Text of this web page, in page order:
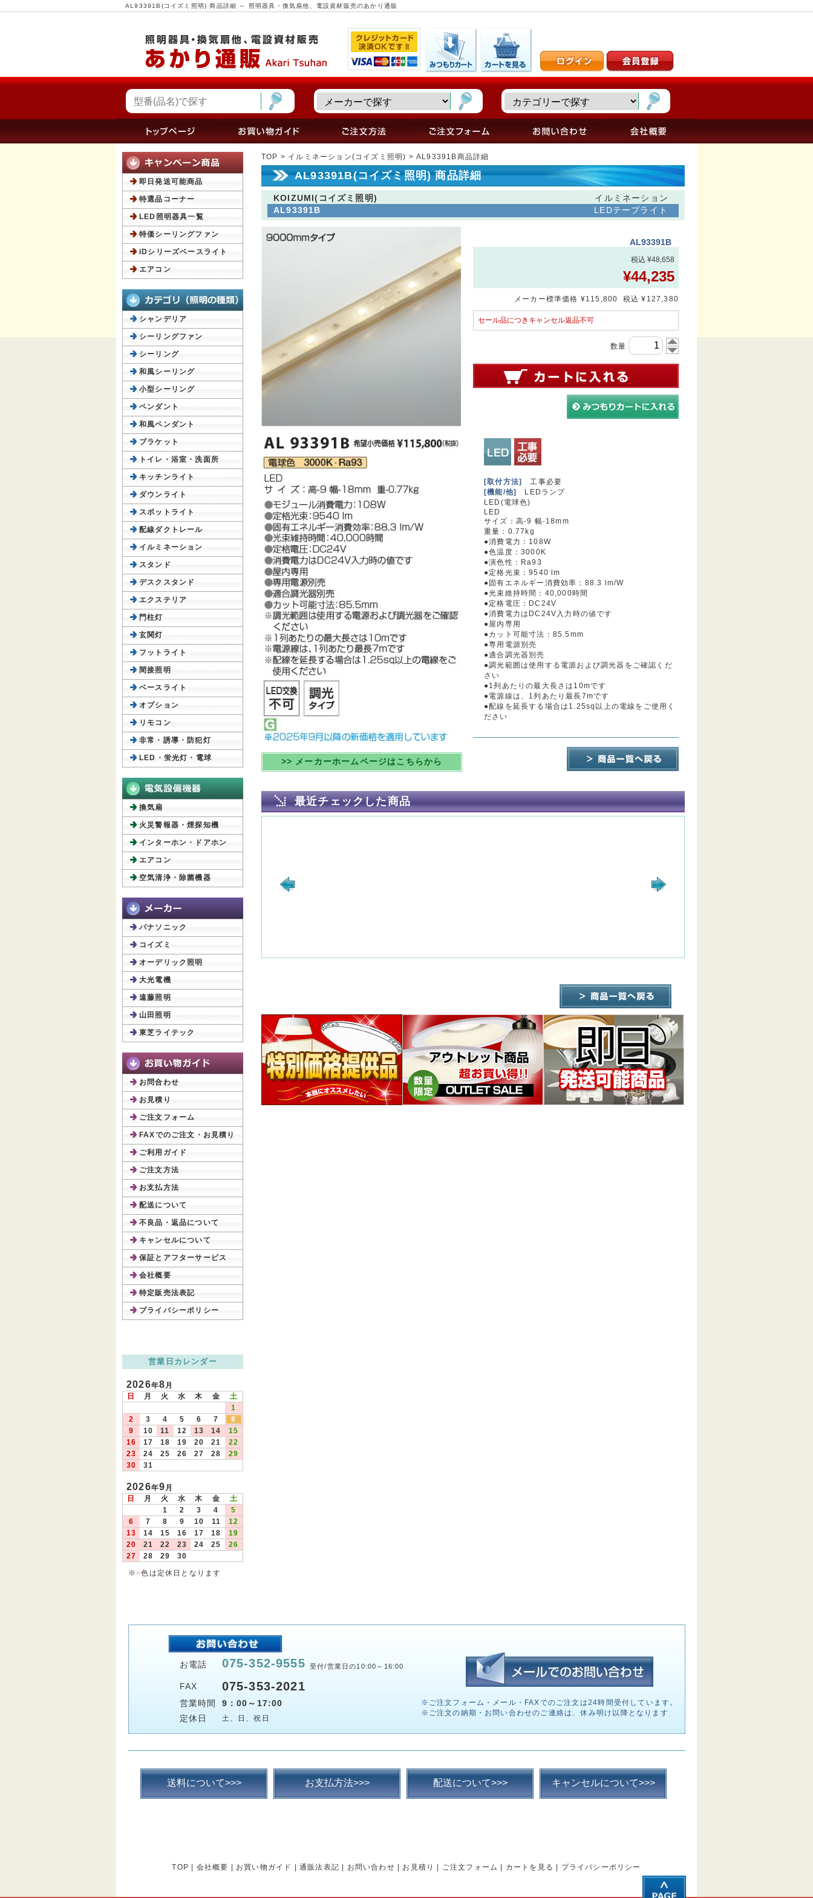
AL93391B(コイズミ照明) 商品詳細 ～ 照明器具・換気扇他、電設資材販売のあかり通販
TOP > イルミネーション(コイズミ照明) > AL93391B商品詳細
AL93391B(コイズミ照明) 商品詳細
KOIZUMI(コイズミ照明)
イルミネーション
AL93391B
LEDテープライト
>> メーカーホームページはこちらから
AL93391B
税込 ¥48,658
¥44,235
メーカー標準価格 ¥115,800 税込 ¥127,380
セール品につきキャンセル返品不可
数量
[取付方法]
工事必要
[機能/他]
LEDランプ
LED(電球色)
LED
サイズ：高-9 幅-18mm
重量：0.77kg
●消費電力：108W
●色温度：3000K
●演色性：Ra93
●定格光束：9540 lm
●固有エネルギー消費効率：88.3 lm/W
●光束維持時間：40,000時間
●定格電圧：DC24V
●消費電力はDC24V入力時の値です
●屋内専用
●カット可能寸法：85.5mm
●専用電源別売
●適合調光器別売
●調光範囲は使用する電源および調光器をご確認くだ
さい
●1列あたりの最大長さは10mです
●電源線は、1列あたり最長7mです
●配線を延長する場合は1.25sq以上の電線をご使用く
ださい
最近チェックした商品
即日発送可能商品
特選品コーナー
LED照明器具一覧
特価シーリングファン
iDシリーズベースライト
エアコン
シャンデリア
シーリングファン
シーリング
和風シーリング
小型シーリング
ペンダント
和風ペンダント
ブラケット
トイレ・浴室・洗面所
キッチンライト
ダウンライト
スポットライト
配線ダクトレール
イルミネーション
スタンド
デスクスタンド
エクステリア
門柱灯
玄関灯
フットライト
間接照明
ベースライト
オプション
リモコン
非常・誘導・防犯灯
LED・蛍光灯・電球
換気扇
火災警報器・煙探知機
インターホン・ドアホン
エアコン
空気清浄・除菌機器
パナソニック
コイズミ
オーデリック照明
大光電機
遠藤照明
山田照明
東芝ライテック
お問合わせ
お見積り
ご注文フォーム
FAXでのご注文・お見積り
ご利用ガイド
ご注文方法
お支払方法
配送について
不良品・返品について
キャンセルについて
保証とアフターサービス
会社概要
特定販売法表記
プライバシーポリシー
営業日カレンダー
2026年8月
日
月 火 水 木 金
土
1
2
3 4 5 6 7
8
9
10 11 12 13 14
15
16
17 18 19 20 21
22
23
24 25 26 27 28
29
30
31
2026年9月
日
月 火 水 木 金
土
1
2 3 4
5
6
7 8 9 10 11
12
13
14 15 16 17 18
19
20
21 22 23 24 25
26
27
28 29
30
※ ■色は定休日となります
お電話 075-352-9555 受付/営業日の10:00～16:00
FAX 075-353-2021
営業時間
9：00～17:00
定休日
土、日、祝日
※ご注文フォーム・メール・FAXでのご注文は24時間受付しています。
※ご注文の納期・お問い合わせのご連絡は、休み明け以降となります
送料について>>> お支払方法>>> 配送について>>> キャンセルについて>>>
TOP 会社概要 お買い物ガイド 通販法表記 お問い合わせ お見積り ご注文フォーム カートを見る プライバシーポリシー